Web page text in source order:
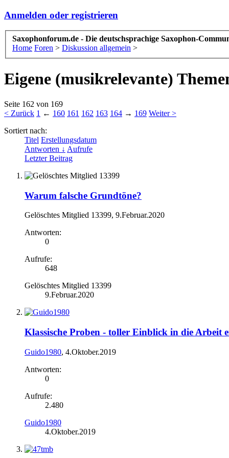
Anmelden oder registrieren
Saxophonforum.de - Die deutschsprachige Saxophon-
Home Foren > Diskussion allgemein >
Eigene (musikrelevante)
Seite 162 von 169
< Zurück 1 ← 160 161 162 163 164 → 169 Weiter >
Sortiert nach:
Titel Erstellungsdatum
Antworten ↓ Aufrufe
Letzter Beitrag
Warum falsche Grundtöne?
Gelöschtes Mitglied 13399, 9.Februar.2020
Antworten:
0
Aufrufe:
648
Gelöschtes Mitglied 13399
9.Februar.2020
Klassische Proben - toller Einblick in die Arbeit
Guido1980, 4.Oktober.2019
Antworten:
0
Aufrufe:
2.480
Guido1980
4.Oktober.2019